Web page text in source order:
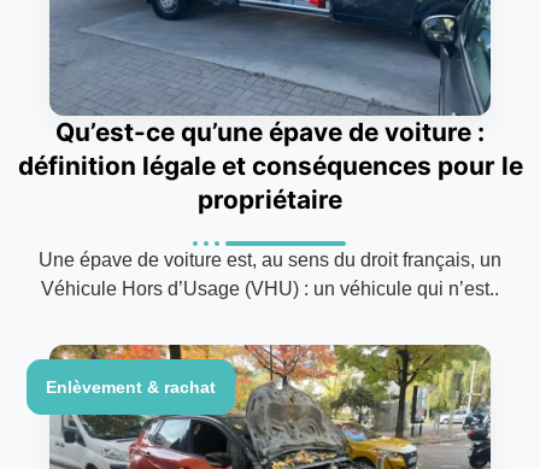
Qu’est-ce qu’une épave de voiture :
définition légale et conséquences pour le
propriétaire
Une épave de voiture est, au sens du droit français, un
Véhicule Hors d’Usage (VHU) : un véhicule qui n’est..
Enlèvement & rachat